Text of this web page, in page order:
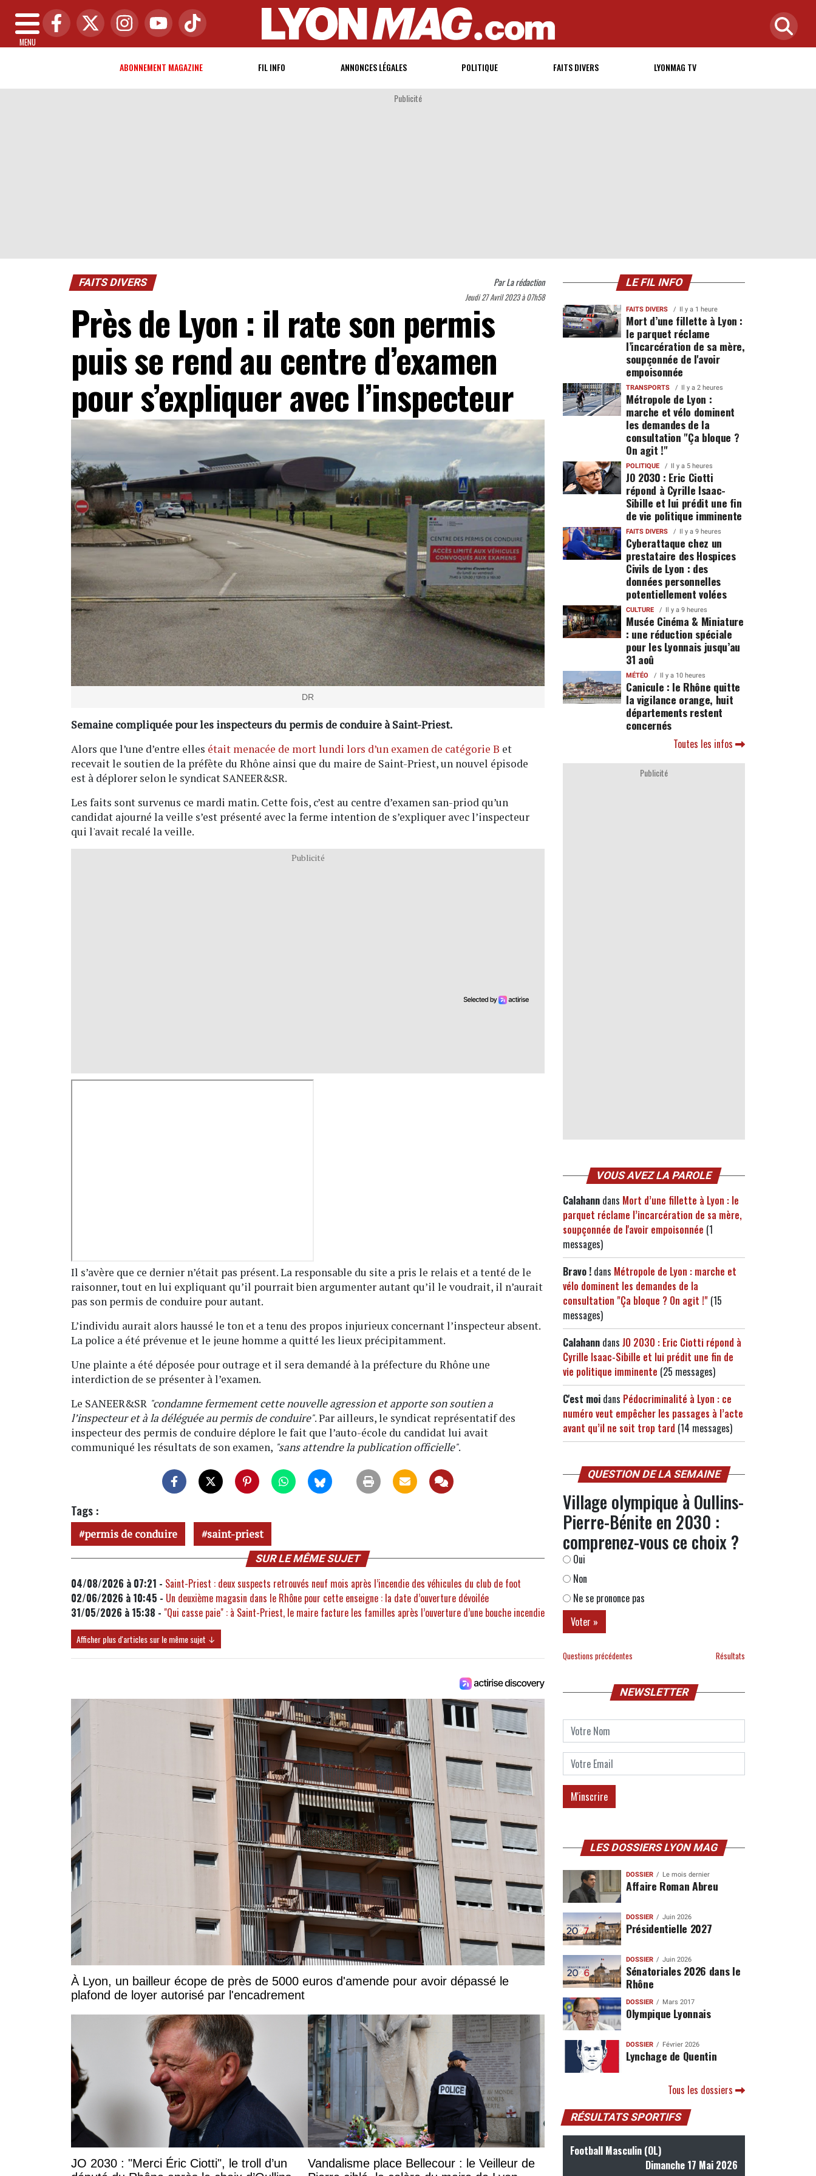
MENU
ABONNEMENT MAGAZINE FIL INFO ANNONCES LÉGALES POLITIQUE FAITS DIVERS LYONMAG TV
Publicité
FAITS DIVERS ParLa rédaction
Jeudi 27 Avril 2023 à 07h58
Près de Lyon : il rate son permis
puis se rend au centre d’examen
pour s’expliquer avec l’inspecteur
DR
Semaine compliquée pour les inspecteurs du permis de conduire à Saint-Priest.
Alors que l’une d’entre elles était menacée de mort lundi lors d’un examen de catégorie B et
recevait le soutien de la préfète du Rhône ainsi que du maire de Saint-Priest, un nouvel épisode
est à déplorer selon le syndicat SANEER&SR.
Les faits sont survenus ce mardi matin. Cette fois, c’est au centre d’examen san-priod qu’un
candidat ajourné la veille s’est présenté avec la ferme intention de s’expliquer avec l’inspecteur
qui l'avait recalé la veille.
Publicité
Il s’avère que ce dernier n’était pas présent. La responsable du site a pris le relais et a tenté de le
raisonner, tout en lui expliquant qu’il pourrait bien argumenter autant qu’il le voudrait, il n’aurait
pas son permis de conduire pour autant.
L’individu aurait alors haussé le ton et a tenu des propos injurieux concernant l’inspecteur absent.
La police a été prévenue et le jeune homme a quitté les lieux précipitamment.
Une plainte a été déposée pour outrage et il sera demandé à la préfecture du Rhône une
interdiction de se présenter à l’examen.
Le SANEER&SR "condamne fermement cette nouvelle agression et apporte son soutien a
l’inspecteur et à la déléguée au permis de conduire". Par ailleurs, le syndicat représentatif des
inspecteur des permis de conduire déplore le fait que l’auto-école du candidat lui avait
communiqué les résultats de son examen, "sans attendre la publication officielle".
Tags :
permis de conduire saint-priest
SUR LE MÊME SUJET
04/08/2026 à 07:21 - Saint-Priest : deux suspects retrouvés neuf mois après l’incendie des véhicules du club de foot
02/06/2026 à 10:45 - Un deuxième magasin dans le Rhône pour cette enseigne : la date d’ouverture dévoilée
31/05/2026 à 15:38 - "Qui casse paie" : à Saint-Priest, le maire facture les familles après l’ouverture d’une bouche incendie
Afficher plus d'articles sur le même sujet ↓
À Lyon, un bailleur écope de près de 5000 euros d'amende pour avoir dépassé le
plafond de loyer autorisé par l'encadrement
JO 2030 : "Merci Éric Ciotti", le troll d’un
Vandalisme place Bellecour : le Veilleur de
LE FIL INFO
FAITS DIVERS Il y a 1 heure
Mort d’une fillette à Lyon :
le parquet réclame
l’incarcération de sa mère,
soupçonnée de l'avoir
empoisonnée
TRANSPORTS Il y a 2 heures
Métropole de Lyon :
marche et vélo dominent
les demandes de la
consultation "Ça bloque ?
On agit !"
POLITIQUE Il y a 5 heures
JO 2030 : Eric Ciotti
répond à Cyrille Isaac-
Sibille et lui prédit une fin
de vie politique imminente
FAITS DIVERS Il y a 9 heures
Cyberattaque chez un
prestataire des Hospices
Civils de Lyon : des
données personnelles
potentiellement volées
CULTURE Il y a 9 heures
Musée Cinéma & Miniature
: une réduction spéciale
pour les Lyonnais jusqu’au
31 aoû
MÉTÉO Il y a 10 heures
Canicule : le Rhône quitte
la vigilance orange, huit
départements restent
concernés
Toutes les infos
Publicité
VOUS AVEZ LA PAROLE
Calahann dans Mort d’une fillette à Lyon : le
parquet réclame l’incarcération de sa mère,
soupçonnée de l'avoir empoisonnée (1
messages)
Bravo ! dans Métropole de Lyon : marche et
vélo dominent les demandes de la
consultation "Ça bloque ? On agit !" (15
messages)
Calahann dans JO 2030 : Eric Ciotti répond à
Cyrille Isaac-Sibille et lui prédit une fin de
vie politique imminente (25 messages)
C'est moi dans Pédocriminalité à Lyon : ce
numéro veut empêcher les passages à l’acte
avant qu’il ne soit trop tard (14 messages)
QUESTION DE LA SEMAINE
Village olympique à Oullins-
Pierre-Bénite en 2030 :
comprenez-vous ce choix ?
Oui
Non
Ne se prononce pas
Questions précédentes Résultats
NEWSLETTER
LES DOSSIERS LYON MAG
DOSSIER Le mois dernier
Affaire Roman Abreu
DOSSIER Juin 2026
Présidentielle 2027
DOSSIER Juin 2026
Sénatoriales 2026 dans le
Rhône
DOSSIER Mars 2017
Olympique Lyonnais
DOSSIER Février 2026
Lynchage de Quentin
Tous les dossiers
RÉSULTATS SPORTIFS
Football Masculin (OL)
Dimanche 17 Mai 2026